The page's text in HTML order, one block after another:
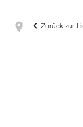
Zurück zur